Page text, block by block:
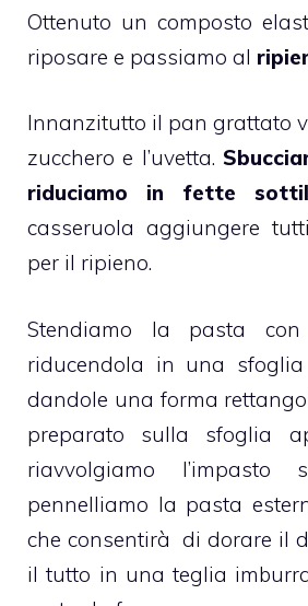
Ottenuto un composto
riposare e passiamo al
Innanzitutto il pan grattato
zucchero e l’uvetta.
riduciamo in fette
casseruola aggiungere
per il ripieno.
Stendiamo la pasta
riducendola in una
dandole una forma
preparato sulla sfoglia
riavvolgiamo l’impasto
pennelliamo la pasta
che consentirà di dorare il
il tutto in una teglia